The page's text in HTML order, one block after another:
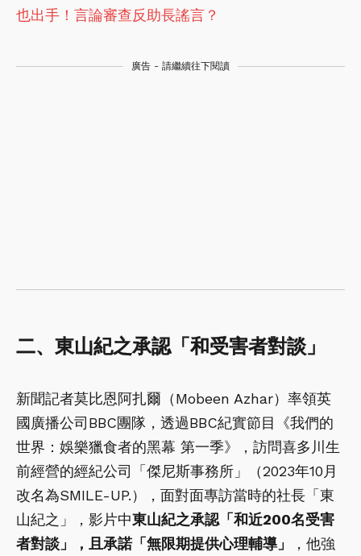
也出手！言論審查反助長謠言？
廣告 - 請繼續往下閱讀
二、東山紀之承認「和受害者對談」
新聞記者莫比恩阿扎爾（Mobeen Azhar）率領英
國廣播公司BBC團隊，透過BBC紀實節目《我們的
世界：娛樂獵食者的黑幕 第一季》，訪問喜多川生
前經營的經紀公司「傑尼斯事務所」（2023年10月
改名為SMILE-UP.），面對面專訪當時的社長「東
山紀之」，影片中東山紀之承認「和近200名受害
者對談」，且承諾「無限期提供心理輔導」
，他強